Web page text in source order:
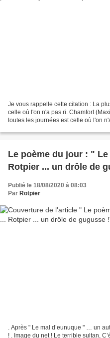
Je vous rappelle cette citation : La
celle où l'on n'a pas ri. Chamfort
toutes les journées est celle où l'on
Le poème du jour : " Le
Rotpier ... un drôle de
Publié le 18/08/2020 à 08:03
Par Rotpier
. Après " Le mal d’eunuque " … un
! . Image du net ! Le terrible sultan,